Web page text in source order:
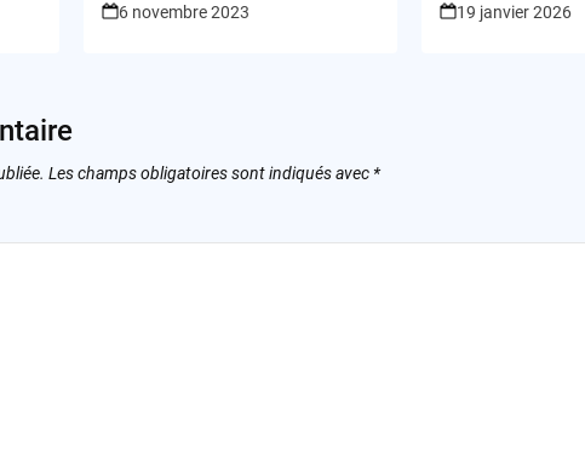
6 novembre 2023
montée de l’IA ?
19 janvier 2026
Les champs obligatoires sont indiqués avec *